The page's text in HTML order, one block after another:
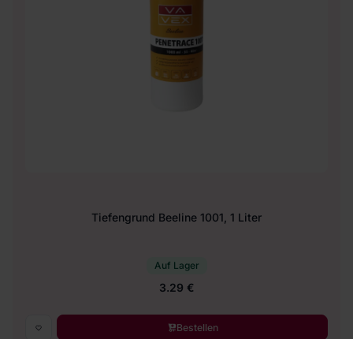
Tiefengrund Beeline 1001, 1 Liter
Auf Lager
3.29 €
Bestellen